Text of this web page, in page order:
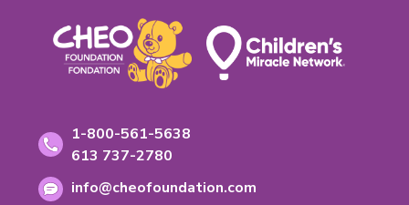
Coordonnées
Numéro
sans
1-800-561-5638
Numéro
telephone:
613 737-2780
Adresse
info@cheofoundation.com